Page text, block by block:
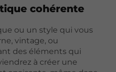
cohérente
ou un style qui vous
vintage, ou
des éléments qui
à créer une